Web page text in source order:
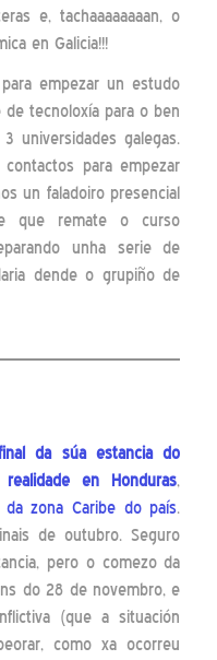
e, tachaaaaaaaan, o
en Galicia!!!
empezar un estudo
tecnoloxía para o ben
universidades galegas.
para empezar
un faladoiro presencial
que remate o curso
unha serie de
dende o grupiño de
da súa estancia do
en Honduras,
zona Caribe do país.
de outubro. Seguro
pero o comezo da
do 28 de novembro, e
(que a situación
como xa ocorreu